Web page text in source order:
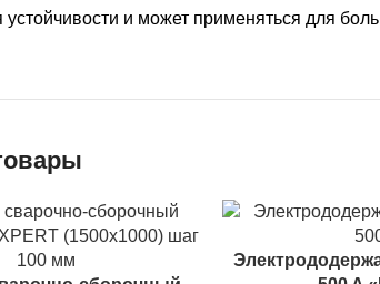
и может применяться для